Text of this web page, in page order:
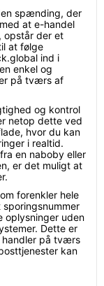
spænding, der
at e-handel
opstår der et
at følge
ind i
enkel og
på tværs af
og kontrol
netop dette ved
hvor du kan
i realtid.
en naboby eller
er det muligt at
forenkler hele
oplysninger uden
Dette er
på tværs
kan